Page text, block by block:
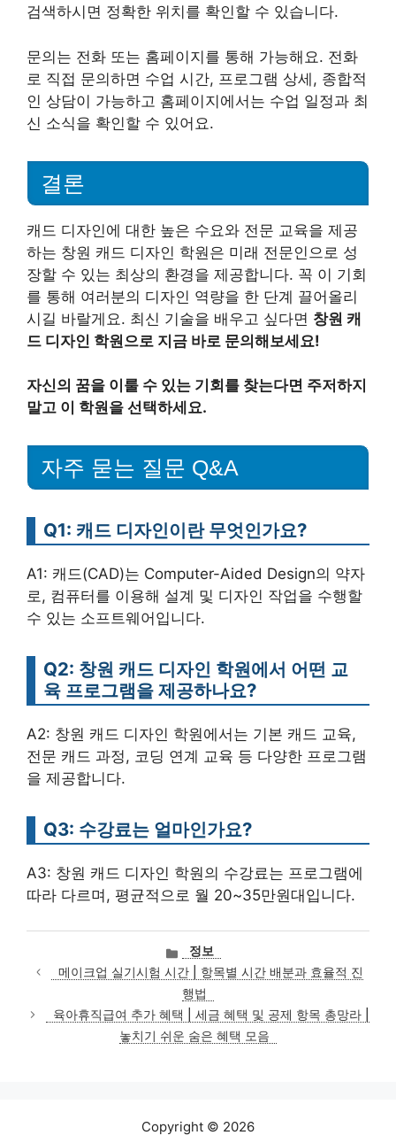
검색하시면 정확한 위치를 확인할 수 있습니다.
문의는 전화 또는 홈페이지를 통해 가능해요. 전화
로 직접 문의하면 수업 시간, 프로그램 상세, 종합적
인 상담이 가능하고 홈페이지에서는 수업 일정과 최
신 소식을 확인할 수 있어요.
결론
캐드 디자인에 대한 높은 수요와 전문 교육을 제공
하는 창원 캐드 디자인 학원은 미래 전문인으로 성
장할 수 있는 최상의 환경을 제공합니다. 꼭 이 기회
를 통해 여러분의 디자인 역량을 한 단계 끌어올리
시길 바랄게요. 최신 기술을 배우고 싶다면 창원 캐
드 디자인 학원으로 지금 바로 문의해보세요!
자신의 꿈을 이룰 수 있는 기회를 찾는다면 주저하지
말고 이 학원을 선택하세요.
자주 묻는 질문 Q&A
Q1: 캐드 디자인이란 무엇인가요?
A1: 캐드(CAD)는 Computer-Aided Design의 약자
로, 컴퓨터를 이용해 설계 및 디자인 작업을 수행할
수 있는 소프트웨어입니다.
Q2: 창원 캐드 디자인 학원에서 어떤 교
육 프로그램을 제공하나요?
A2: 창원 캐드 디자인 학원에서는 기본 캐드 교육,
전문 캐드 과정, 코딩 연계 교육 등 다양한 프로그램
을 제공합니다.
Q3: 수강료는 얼마인가요?
A3: 창원 캐드 디자인 학원의 수강료는 프로그램에
따라 다르며, 평균적으로 월 20~35만원대입니다.
카
테
고
리
정보
메이크업 실기시험 시간 | 항목별 시간 배분과 효율적 진
행법
육아휴직급여 추가 혜택 | 세금 혜택 및 공제 항목 총망라 |
놓치기 쉬운 숨은 혜택 모음
Copyright © 2026